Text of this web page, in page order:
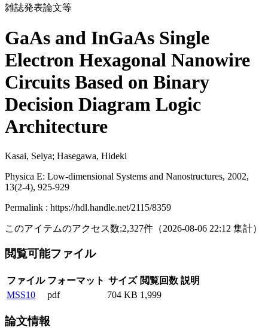
雑誌発表論文等
GaAs and InGaAs Single
Electron Hexagonal Nanowire
Circuits Based on Binary
Decision Diagram Logic
Architecture
Kasai, Seiya; Hasegawa, Hideki
Physica E: Low-dimensional Systems and Nanostructures, 2002,
13(2-4), 925-929
Permalink : https://hdl.handle.net/2115/8359
このアイテムのアクセス数:2,327件 （2026-08-06 22:12 集計）
閲覧可能ファイル
ファイル フォーマット サイズ 閲覧回数 説明
MSS10
pdf 704 KB 1,999
論文情報